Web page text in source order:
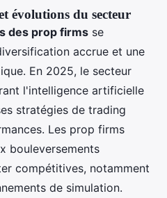
évolutions du secteur
des prop firms se
accrue et une
En 2025, le secteur
l'intelligence artificielle
stratégies de trading
Les prop firms
bouleversements
compétitives, notamment
de simulation.